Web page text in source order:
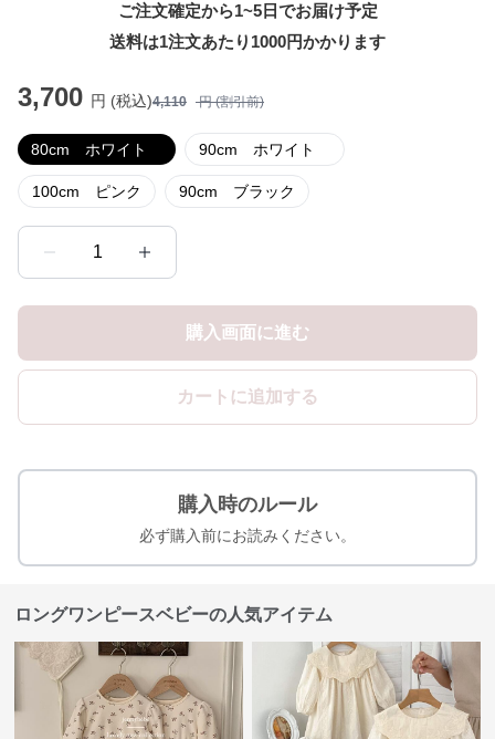
ご注文確定から1~5日でお届け予定
送料は1注文あたり 1000円かかります
3,700 円 (税込)4,110 円 (割引前)
80cm ホワイト 90cm ホワイト
100cm ピンク 90cm ブラック
1
購入画面に進む
カートに追加する
購入時のルール
必ず購入前にお読みください。
ロングワンピースベビーの人気アイテム